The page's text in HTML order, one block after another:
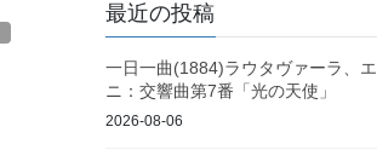
最近の投稿
一日一曲(1884)ラウタヴァーラ、
ニ：交響曲第7番「光の天使」
2026-08-06